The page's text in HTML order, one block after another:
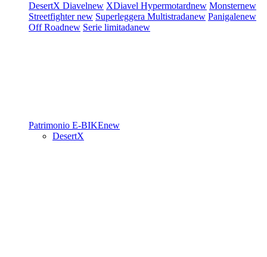
DesertX Diavelnew XDiavel Hypermotardnew Monsternew
Streetfighternew Superleggera Multistradanew Panigalenew
Off Roadnew Serie limitadanew
Patrimonio E-BIKEnew
DesertX